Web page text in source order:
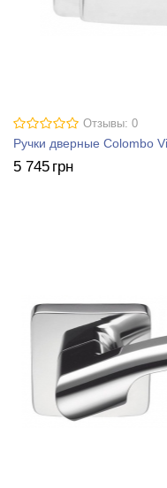
Отзывы: 0
Ручки дверные Colombo
5 745 грн